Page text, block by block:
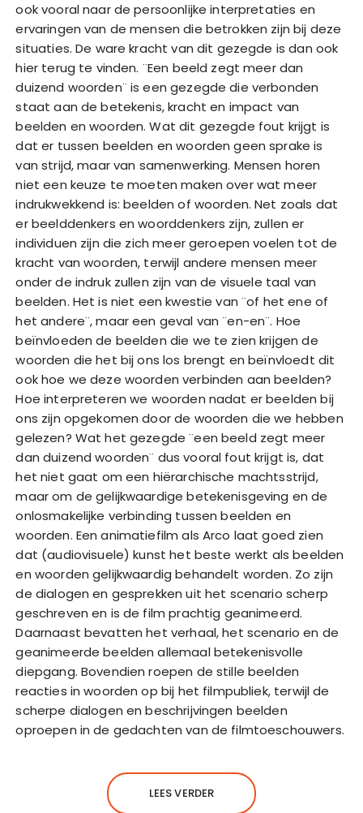
ook vooral naar de persoonlijke interpretaties en
ervaringen van de mensen die betrokken zijn bij deze
situaties. De ware kracht van dit gezegde is dan ook
hier terug te vinden. ¨Een beeld zegt meer dan
duizend woorden¨ is een gezegde die verbonden
staat aan de betekenis, kracht en impact van
beelden en woorden. Wat dit gezegde fout krijgt is
dat er tussen beelden en woorden geen sprake is
van strijd, maar van samenwerking. Mensen horen
niet een keuze te moeten maken over wat meer
indrukwekkend is: beelden of woorden. Net zoals dat
er beelddenkers en woorddenkers zijn, zullen er
individuen zijn die zich meer geroepen voelen tot de
kracht van woorden, terwijl andere mensen meer
onder de indruk zullen zijn van de visuele taal van
beelden. Het is niet een kwestie van ¨of het ene of
het andere¨, maar een geval van ¨en-en¨. Hoe
beïnvloeden de beelden die we te zien krijgen de
woorden die het bij ons los brengt en beïnvloedt dit
ook hoe we deze woorden verbinden aan beelden?
Hoe interpreteren we woorden nadat er beelden bij
ons zijn opgekomen door de woorden die we hebben
gelezen? Wat het gezegde ¨een beeld zegt meer
dan duizend woorden¨ dus vooral fout krijgt is, dat
het niet gaat om een hiërarchische machtsstrijd,
maar om de gelijkwaardige betekenisgeving en de
onlosmakelijke verbinding tussen beelden en
woorden. Een animatiefilm als Arco laat goed zien
dat (audiovisuele) kunst het beste werkt als beelden
en woorden gelijkwaardig behandelt worden. Zo zijn
de dialogen en gesprekken uit het scenario scherp
geschreven en is de film prachtig geanimeerd.
Daarnaast bevatten het verhaal, het scenario en de
geanimeerde beelden allemaal betekenisvolle
diepgang. Bovendien roepen de stille beelden
reacties in woorden op bij het filmpubliek, terwijl de
scherpe dialogen en beschrijvingen beelden
oproepen in de gedachten van de filmtoeschouwers.
LEES VERDER